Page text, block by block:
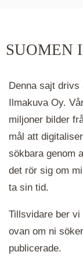
hålla ned ctrl-
SUOMEN
Denna sajt drivs
Ilmakuva Oy.
miljoner bilder
mål att
sökbara genom
det rör sig om
ta sin tid.
Tillsvidare ber vi
ovan om ni
publicerade.